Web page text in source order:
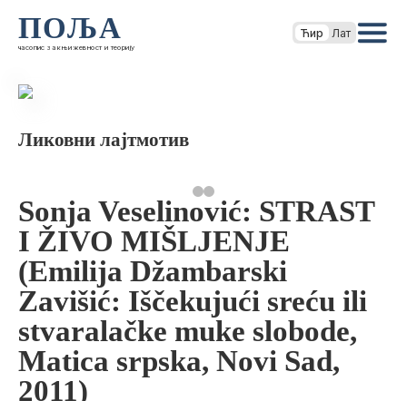
ПОЉА
часопис за књижевност и теорију
Ћир Лат
Ликовни лајтмотив
Sonja Veselinović: STRAST
I ŽIVO MIŠLJENJE
(Emilija Džambarski
Zavišić: Iščekujući sreću ili
stvaralačke muke slobode,
Matica srpska, Novi Sad,
2011)